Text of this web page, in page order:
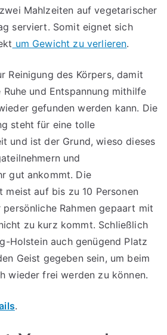
Mahlzeiten auf vegetarischer
serviert. Somit eignet sich
um Gewicht zu verlieren.
Reinigung des Körpers, damit
und Entspannung mithilfe
gefunden werden kann. Die
steht für eine tolle
und ist der Grund, wieso dieses
und
gut ankommt. Die
meist auf bis zu 10 Personen
Rahmen gepaart mit
zu kurz kommt. Schließlich
Holstein auch genügend Platz
Geist gegeben sein, um beim
wieder frei werden zu können.
.